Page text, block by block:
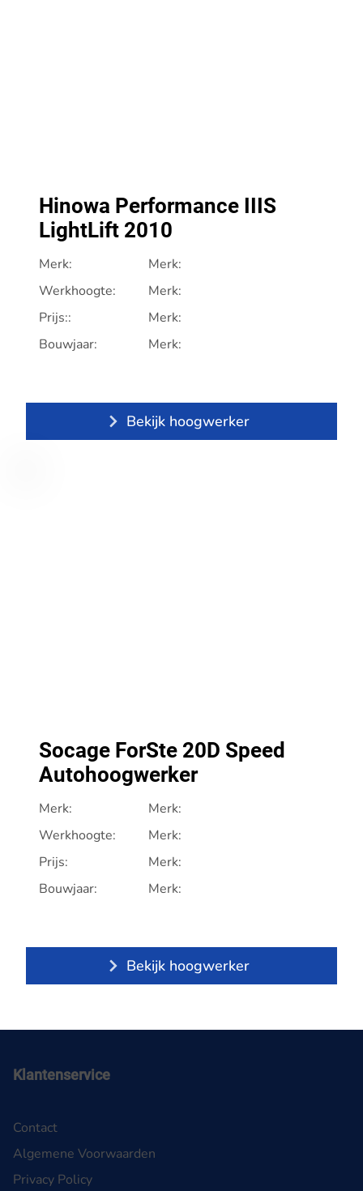
Hinowa Performance IIIS
LightLift 2010
Bekijk hoogwerker
Merk:
Bouwjaar:
Merk:
Werkhoogte:
Prijs::
Merk:
Merk: Merk:
Socage ForSte 20D Speed
Autohoogwerker
Bekijk hoogwerker
Merk:
Bouwjaar:
Merk:
Werkhoogte:
Prijs:
Merk:
Merk: Merk:
Klantenservice
Contact
Algemene Voorwaarden
Privacy Policy